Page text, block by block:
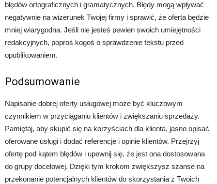
błędów ortograficznych i gramatycznych. Błędy mogą wpływać
negatywnie na wizerunek Twojej firmy i sprawić, że oferta będzie
mniej wiarygodna. Jeśli nie jesteś pewien swoich umiejętności
redakcyjnych, poproś kogoś o sprawdzenie tekstu przed
opublikowaniem.
Podsumowanie
Napisanie dobrej oferty usługowej może być kluczowym
czynnikiem w przyciąganiu klientów i zwiększaniu sprzedaży.
Pamiętaj, aby skupić się na korzyściach dla klienta, jasno opisać
oferowane usługi i dodać referencje i opinie klientów. Przejrzyj
ofertę pod kątem błędów i upewnij się, że jest ona dostosowana
do grupy docelowej. Dzięki tym krokom zwiększysz szanse na
przekonanie potencjalnych klientów do skorzystania z Twoich